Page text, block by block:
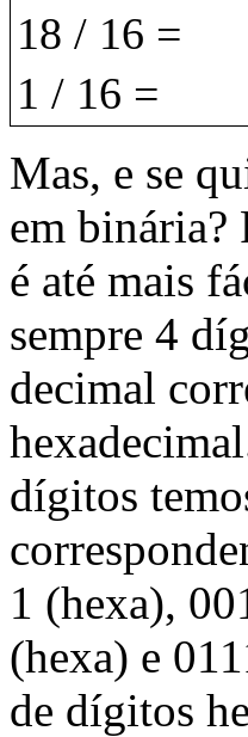
18 / 16 =
1 / 16 =
Mas, e se
em binária?
é até mais
sempre 4
decimal
dígitos
1 (hexa),
(hexa) e
de dígitos